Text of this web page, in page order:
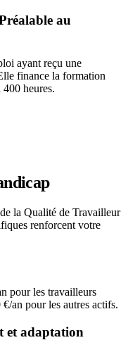
au
ayant reçu une
finance la formation
400 heures.
la Qualité de Travailleur
renforcent votre
pour les travailleurs
an pour les autres actifs.
et adaptation